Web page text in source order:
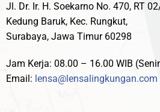
Jl. Dr. Ir. H. Soekarno No. 470, RT
Kedung Baruk, Kec. Rungkut,
Surabaya, Jawa Timur 60298
Jam Kerja: 08.00 – 16.00 WIB
Email: lensa@lensalingkungan.com